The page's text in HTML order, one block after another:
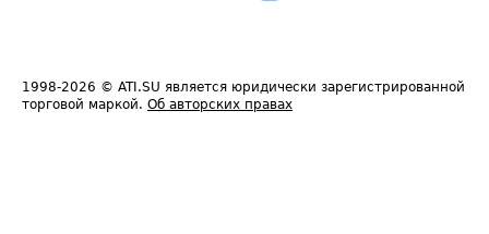
1998-2026 © ATI.SU является юридически зарегистрированной
торговой маркой. Об авторских правах